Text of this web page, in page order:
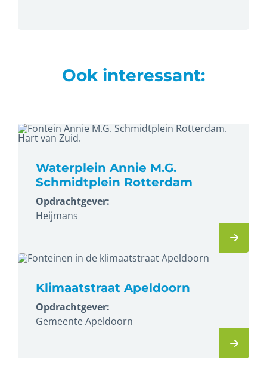
Ook interessant:
Waterplein Annie M.G.
Schmidtplein Rotterdam
Opdrachtgever:
Heijmans
Klimaatstraat Apeldoorn
Opdrachtgever:
Gemeente Apeldoorn